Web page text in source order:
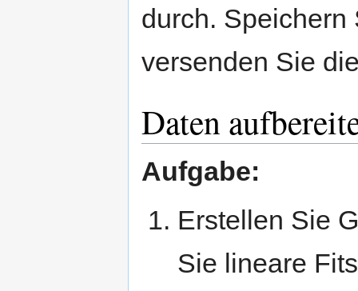
durch.
versenden Sie
Daten
Aufgabe:
Erstellen Sie
Sie lineare